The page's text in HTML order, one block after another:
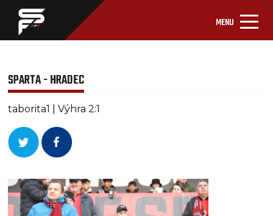
MENU
SPARTA - HRADEC
taborita1 | Výhra 2:1